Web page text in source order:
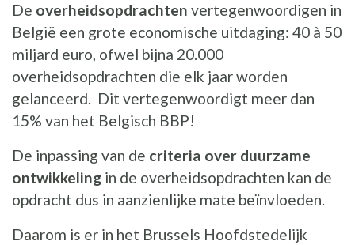
De overheidsopdrachten vertegenwoordigen in
België een grote economische uitdaging: 40 à 50
miljard euro, ofwel bijna 20.000
overheidsopdrachten die elk jaar worden
gelanceerd. Dit vertegenwoordigt meer dan
15% van het Belgisch BBP!
De inpassing van de criteria over duurzame
ontwikkeling in de overheidsopdrachten kan de
opdracht dus in aanzienlijke mate beïnvloeden.
Daarom is er in het Brussels Hoofdstedelijk